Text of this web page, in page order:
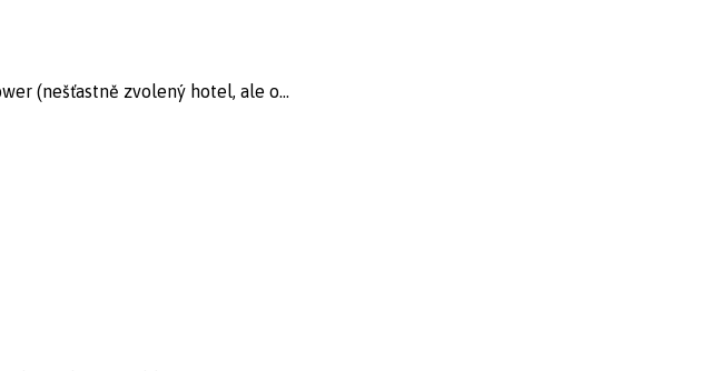
(nešťastně zvolený hotel, ale o...